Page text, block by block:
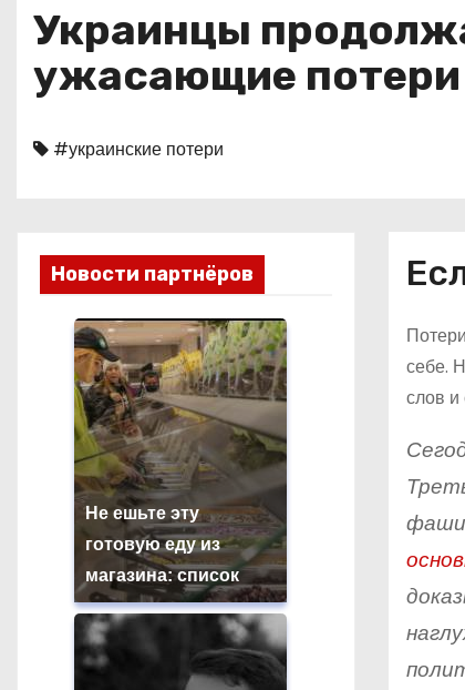
Украинцы
ужасающие потери
#украинские потери
Новости партнёров
Не ешьте эту
готовую еду из
магазина: список
себе.
слов и